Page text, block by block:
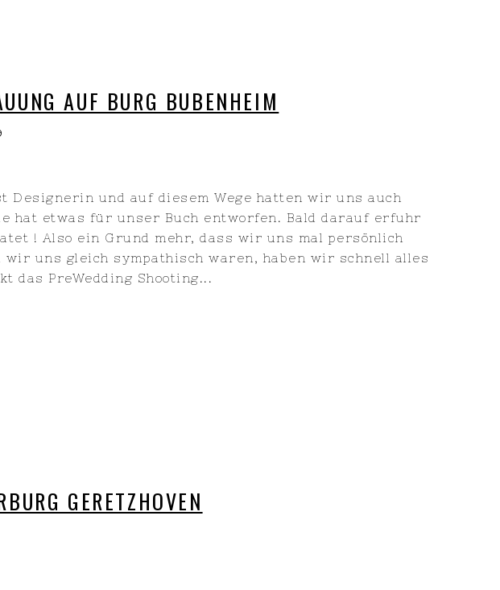
AUF BURG BUBENHEIM
Designerin und auf diesem Wege hatten wir uns auch
hat etwas für unser Buch entworfen. Bald darauf erfuhr
! Also ein Grund mehr, dass wir uns mal persönlich
wir uns gleich sympathisch waren, haben wir schnell alles
das PreWedding Shooting...
GERETZHOVEN